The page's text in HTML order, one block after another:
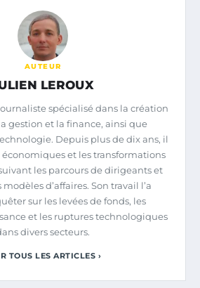
AUTEUR
LEROUX
spécialisé dans la création
gestion et la finance, ainsi que
Depuis plus de dix ans, il
et les transformations
les parcours de dirigeants et
d’affaires. Son travail l’a
sur les levées de fonds, les
et les ruptures technologiques
divers secteurs.
TOUS LES ARTICLES ›